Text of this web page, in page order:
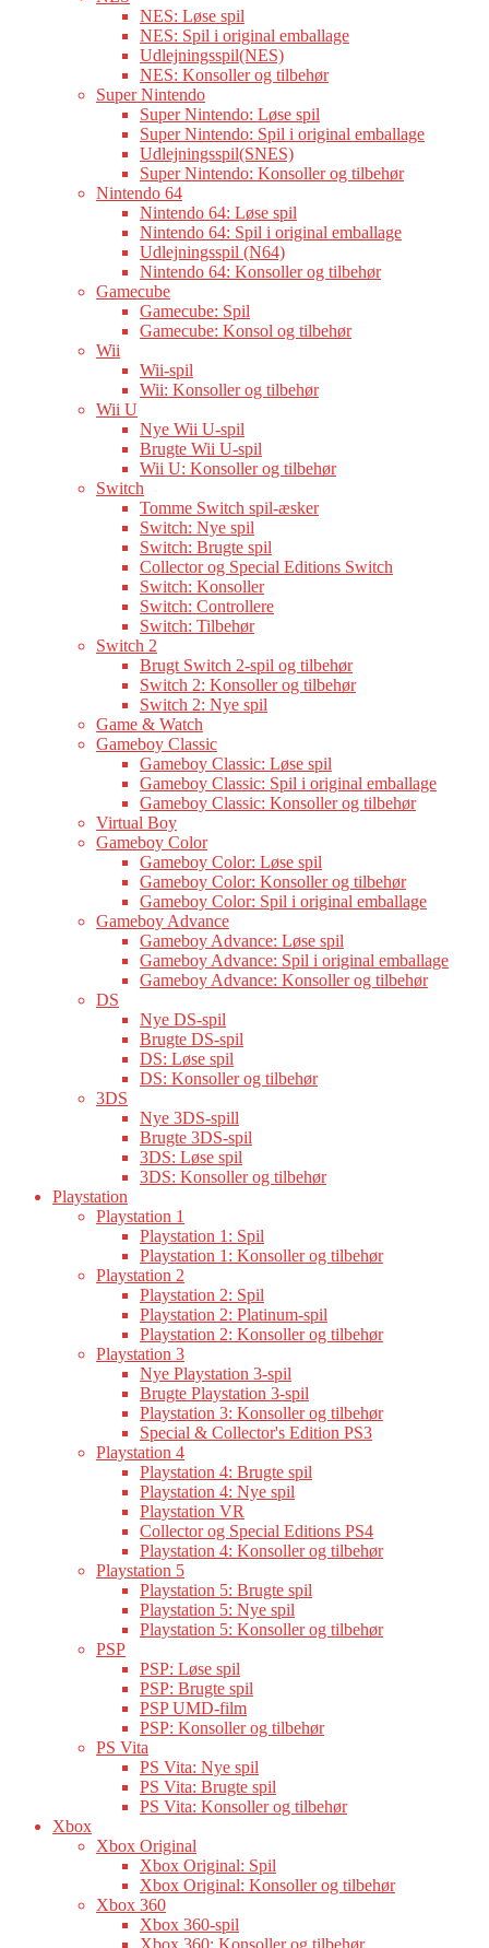
NES: Løse spil
NES: Spil i original emballage
Udlejningsspil(NES)
NES: Konsoller og tilbehør
Super Nintendo
Super Nintendo: Løse spil
Super Nintendo: Spil i original emballage
Udlejningsspil(SNES)
Super Nintendo: Konsoller og tilbehør
Nintendo 64
Nintendo 64: Løse spil
Nintendo 64: Spil i original emballage
Udlejningsspil (N64)
Nintendo 64: Konsoller og tilbehør
Gamecube
Gamecube: Spil
Gamecube: Konsol og tilbehør
Wii
Wii-spil
Wii: Konsoller og tilbehør
Wii U
Nye Wii U-spil
Brugte Wii U-spil
Wii U: Konsoller og tilbehør
Switch
Tomme Switch spil-æsker
Switch: Nye spil
Switch: Brugte spil
Collector og Special Editions Switch
Switch: Konsoller
Switch: Controllere
Switch: Tilbehør
Switch 2
Brugt Switch 2-spil og tilbehør
Switch 2: Konsoller og tilbehør
Switch 2: Nye spil
Game & Watch
Gameboy Classic
Gameboy Classic: Løse spil
Gameboy Classic: Spil i original emballage
Gameboy Classic: Konsoller og tilbehør
Virtual Boy
Gameboy Color
Gameboy Color: Løse spil
Gameboy Color: Konsoller og tilbehør
Gameboy Color: Spil i original emballage
Gameboy Advance
Gameboy Advance: Løse spil
Gameboy Advance: Spil i original emballage
Gameboy Advance: Konsoller og tilbehør
DS
Nye DS-spil
Brugte DS-spil
DS: Løse spil
DS: Konsoller og tilbehør
3DS
Nye 3DS-spill
Brugte 3DS-spil
3DS: Løse spil
3DS: Konsoller og tilbehør
Playstation
Playstation 1
Playstation 1: Spil
Playstation 1: Konsoller og tilbehør
Playstation 2
Playstation 2: Spil
Playstation 2: Platinum-spil
Playstation 2: Konsoller og tilbehør
Playstation 3
Nye Playstation 3-spil
Brugte Playstation 3-spil
Playstation 3: Konsoller og tilbehør
Special & Collector's Edition PS3
Playstation 4
Playstation 4: Brugte spil
Playstation 4: Nye spil
Playstation VR
Collector og Special Editions PS4
Playstation 4: Konsoller og tilbehør
Playstation 5
Playstation 5: Brugte spil
Playstation 5: Nye spil
Playstation 5: Konsoller og tilbehør
PSP
PSP: Løse spil
PSP: Brugte spil
PSP UMD-film
PSP: Konsoller og tilbehør
PS Vita
PS Vita: Nye spil
PS Vita: Brugte spil
PS Vita: Konsoller og tilbehør
Xbox
Xbox Original
Xbox Original: Spil
Xbox Original: Konsoller og tilbehør
Xbox 360
Xbox 360-spil